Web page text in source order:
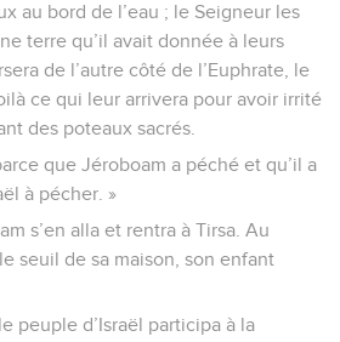
au bord de l’eau ; le Seigneur les
terre qu’il avait donnée à leurs
de l’autre côté de l’Euphrate, le
ce qui leur arrivera pour avoir irrité
des poteaux sacrés.
que Jéroboam a péché et qu’il a
à pécher. »
s’en alla et rentra à Tirsa. Au
seuil de sa maison, son enfant
peuple d’Israël participa à la